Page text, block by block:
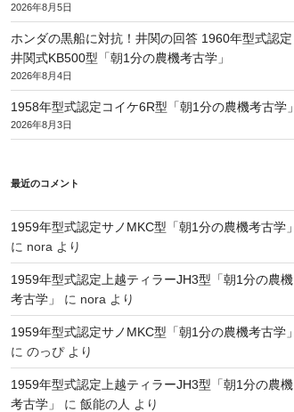
2026年8月5日
ホンダの黒船に対抗！井関の回答 1960年型式認定
井関式KB500型「朝1分の農機考古学」
2026年8月4日
1958年型式認定コイケ6R型「朝1分の農機考古学」
2026年8月3日
最近のコメント
1959年型式認定サノMKC型「朝1分の農機考古学」
に nora より
1959年型式認定上越ティラーJH3型「朝1分の農機
考古学」
に nora より
1959年型式認定サノMKC型「朝1分の農機考古学」
に のっぴより
1959年型式認定上越ティラーJH3型「朝1分の農機
考古学」
に 飯能の人 より